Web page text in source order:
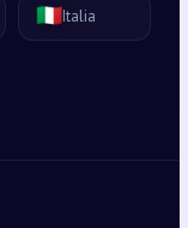
🇮🇹Italia